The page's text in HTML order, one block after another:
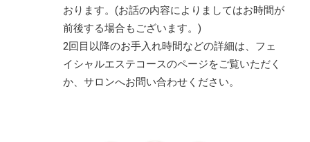
おります。(お話の内容によりましてはお時間が
前後する場合もございます。)
2回目以降のお手入れ時間などの詳細は、フェ
イシャルエステコースのページをご覧いただく
か、サロンへお問い合わせください。